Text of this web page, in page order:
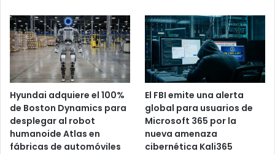
Hyundai adquiere el 100%
de Boston Dynamics para
desplegar al robot
humanoide Atlas en
fábricas de automóviles
El FBI emite una alerta
global para usuarios de
Microsoft 365 por la
nueva amenaza
cibernética Kali365